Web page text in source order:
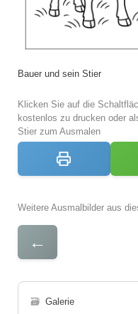
Bauer und sein Stier
Klicken Sie auf die
kostenlos zu drucken oder
Stier zum Ausmalen
Weitere Ausmalbilder aus
←
🗃 Galerie